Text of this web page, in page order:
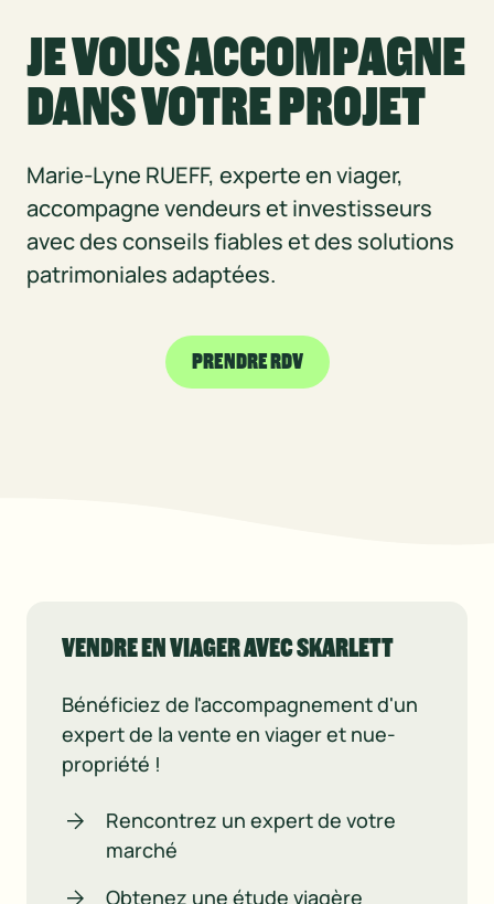
JE VOUS ACCOMPAGNE
DANS VOTRE PROJET
Marie-Lyne RUEFF, experte en viager,
accompagne vendeurs et investisseurs
avec des conseils fiables et des solutions
patrimoniales adaptées.
PRENDRE RDV
VENDRE EN VIAGER AVEC SKARLETT
Bénéficiez de l'accompagnement d'un
expert de la vente en viager et nue-
propriété !
Rencontrez un expert de votre
marché
Obtenez une étude viagère